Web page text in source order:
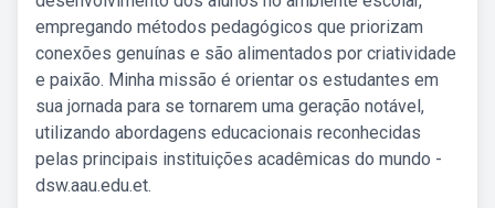
empregando métodos pedagógicos que priorizam
conexões genuínas e são alimentados por criatividade
e paixão. Minha missão é orientar os estudantes em
sua jornada para se tornarem uma geração notável,
utilizando abordagens educacionais reconhecidas
pelas principais instituições acadêmicas do mundo -
dsw.aau.edu.et.